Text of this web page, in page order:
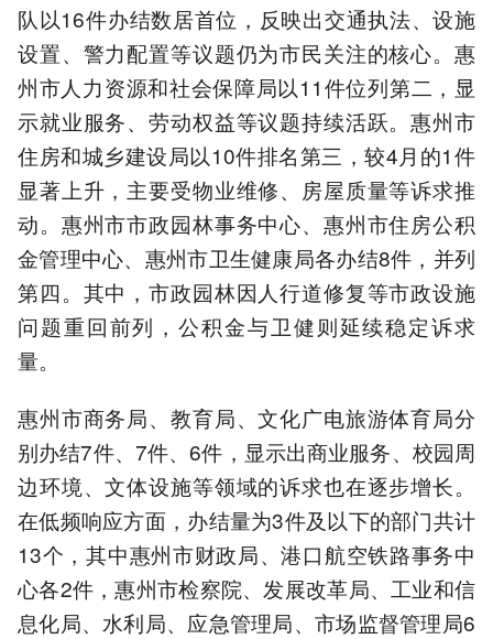
队以16件办结数居首位，反映出交通执法、设施
设置、警力配置等议题仍为市民关注的核心。惠
州市人力资源和社会保障局以11件位列第二，显
示就业服务、劳动权益等议题持续活跃。惠州市
住房和城乡建设局以10件排名第三，较4月的1件
显著上升，主要受物业维修、房屋质量等诉求推
动。惠州市市政园林事务中心、惠州市住房公积
金管理中心、惠州市卫生健康局各办结8件，并列
第四。其中，市政园林因人行道修复等市政设施
问题重回前列，公积金与卫健则延续稳定诉求
量。
惠州市商务局、教育局、文化广电旅游体育局分
别办结7件、7件、6件，显示出商业服务、校园周
边环境、文体设施等领域的诉求也在逐步增长。
在低频响应方面，办结量为3件及以下的部门共计
13个，其中惠州市财政局、港口航空铁路事务中
心各2件，惠州市检察院、发展改革局、工业和信
息化局、水利局、应急管理局、市场监督管理局6